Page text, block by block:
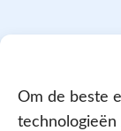
Om de beste
Contracten